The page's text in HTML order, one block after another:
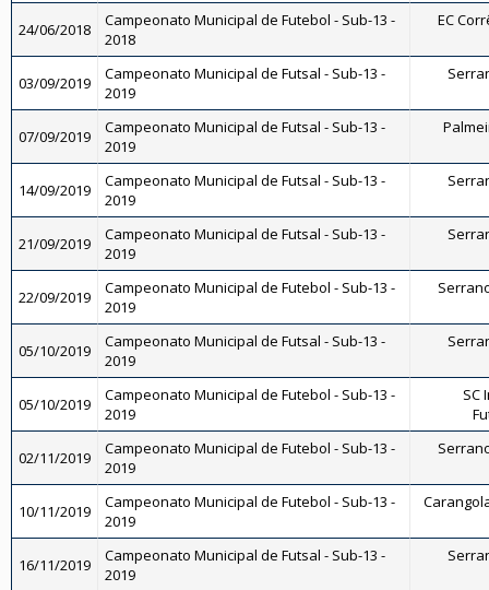
24/06/2018
Campeonato Municipal de Futebol - Sub-13 -
2018
EC
03/09/2019
Campeonato Municipal de Futsal - Sub-13 -
2019
07/09/2019
Campeonato Municipal de Futsal - Sub-13 -
2019
14/09/2019
Campeonato Municipal de Futsal - Sub-13 -
2019
21/09/2019
Campeonato Municipal de Futsal - Sub-13 -
2019
22/09/2019
Campeonato Municipal de Futebol - Sub-13 -
2019
05/10/2019
Campeonato Municipal de Futsal - Sub-13 -
2019
05/10/2019
Campeonato Municipal de Futebol - Sub-13 -
2019
SC
02/11/2019
Campeonato Municipal de Futebol - Sub-13 -
2019
10/11/2019
Campeonato Municipal de Futebol - Sub-13 -
2019
16/11/2019
Campeonato Municipal de Futsal - Sub-13 -
2019